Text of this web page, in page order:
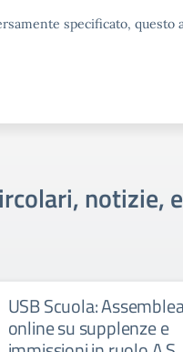
specificato,
notizie,
USB Scuola:
online su supplenze e